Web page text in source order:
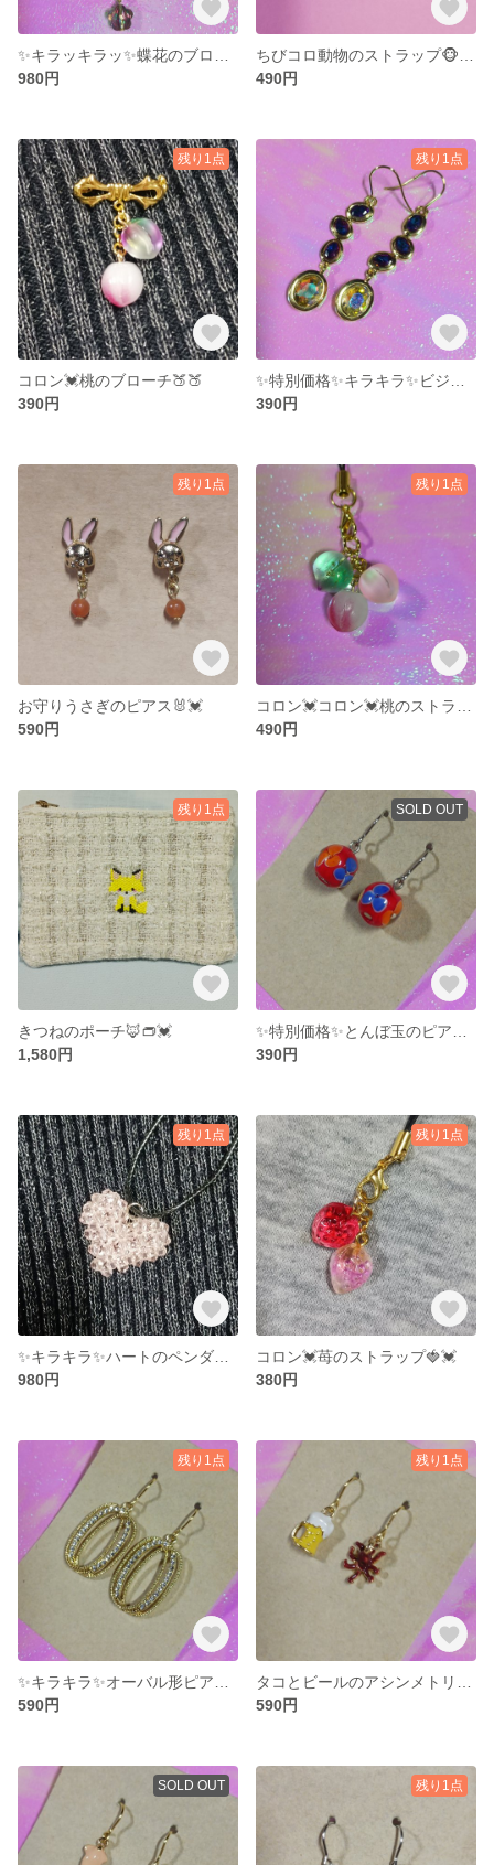
980円
490円
残り1点
コロン💓桃のブローチ🍑🍑
390円
残り1点
390円
残り1点
お守りうさぎのピアス🐰💓
590円
残り1点
490円
残り1点
きつねのポーチ🦊👝💓
1,580円
SOLD OUT
390円
残り1点
980円
残り1点
コロン💓苺のストラップ🍓💓
380円
残り1点
590円
残り1点
590円
SOLD OUT 残り1点